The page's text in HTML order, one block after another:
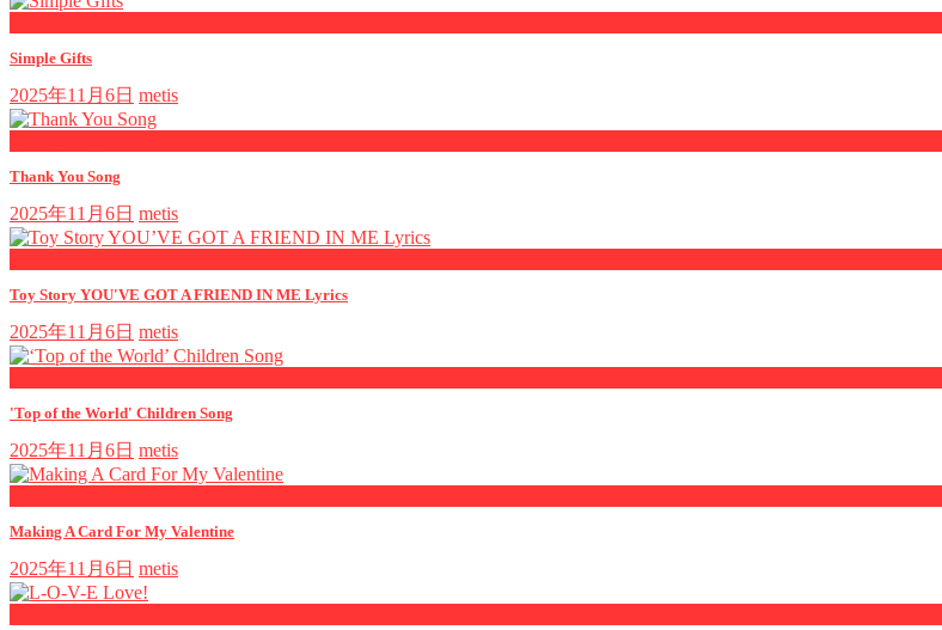
Simple Gifts
2025年11月6日 metis
Thank You Song
2025年11月6日 metis
Toy Story YOU'VE GOT A FRIEND IN ME Lyrics
2025年11月6日 metis
'Top of the World' Children Song
2025年11月6日 metis
Making A Card For My Valentine
2025年11月6日 metis